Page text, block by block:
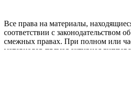
Все права на материалы,
соответствии с законодательством
смежных правах. При полном или
материалов прямая активная